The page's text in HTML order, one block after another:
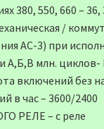
380, 550, 660 – 36,
/
АС-3) при
А,Б,В млн. циклов-
включений без
в час – 3600/2400
РЕЛЕ – с реле